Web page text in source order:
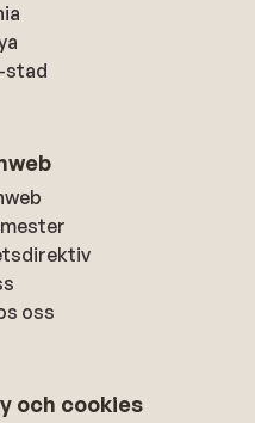
stad
oss
och cookies